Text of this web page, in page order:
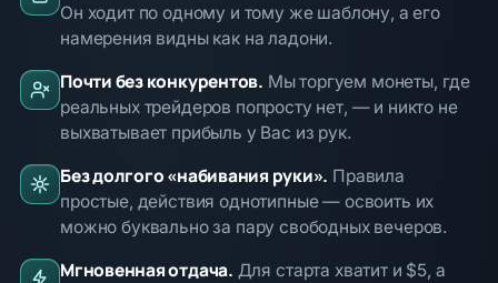
Он ходит по одному и тому же шаблону, а его
намерения видны как на ладони.
Почти без конкурентов. Мы торгуем монеты, где
реальных трейдеров попросту нет, — и никто не
выхватывает прибыль у Вас из рук.
Без долгого «набивания руки». Правила
простые, действия однотипные — освоить их
можно буквально за пару свободных вечеров.
Мгновенная отдача. Для старта хватит и $5, а